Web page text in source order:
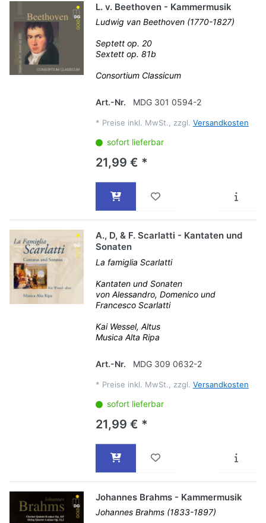
L. v. Beethoven - Kammermusik
Ludwig van Beethoven (1770-1827)
Septett op. 20
Sextett op. 81b
Consortium Classicum
Art.-Nr. MDG 301 0594-2
* Preise inkl. MwSt., zzgl. Versandkosten
sofort lieferbar
21,99 € *
A., D, & F. Scarlatti - Kantaten und
Sonaten
La famiglia Scarlatti
Kantaten und Sonaten
von Alessandro, Domenico und
Francesco Scarlatti
Kai Wessel, Altus
Musica Alta Ripa
Art.-Nr. MDG 309 0632-2
* Preise inkl. MwSt., zzgl. Versandkosten
sofort lieferbar
21,99 € *
Johannes Brahms - Kammermusik
Johannes Brahms (1833-1897)